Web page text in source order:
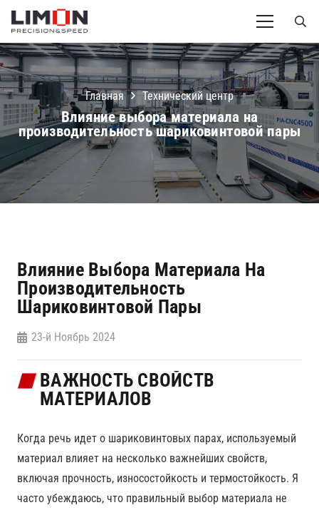
Главная Технический центр
Влияние выбора материала на
производительность шариковинтовой пары
Влияние Выбора Материала На
Производительность
Шариковинтовой Пары
23-й Ноябрь 2024
ВАЖНОСТЬ СВОЙСТВ
МАТЕРИАЛОВ
Когда речь идет о шариковинтовых парах, используемый
материал влияет на несколько важнейших свойств,
включая прочность, износостойкость и термостойкость. Я
часто убеждаюсь, что правильный выбор материала не